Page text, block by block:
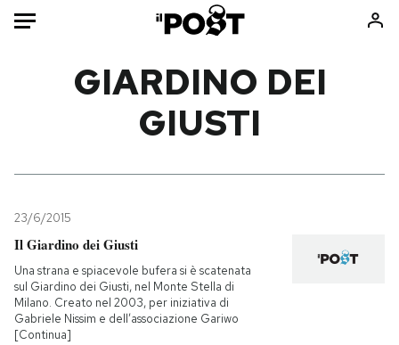
Mondo
Tecnologia
Internet
Scienza
Cultura
Economia
Libri
Media
Europa
GIARDINO DEI
GIUSTI
23/6/2015
Il Giardino dei Giusti
Una strana e spiacevole bufera si è scatenata
sul Giardino dei Giusti, nel Monte Stella di
Milano. Creato nel 2003, per iniziativa di
Gabriele Nissim e dell’associazione Gariwo
[Continua]